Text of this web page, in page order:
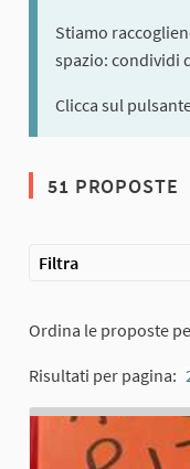
Stiamo
spazio: condividi
Clicca sul
51 PROPOSTE
Filtra
Ordina le proposte
Risultati per pagina: